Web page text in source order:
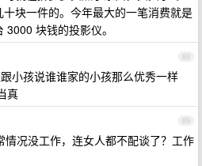
块一件的。今年最大的一笔消费就是
块钱的投影仪。
88
小孩说谁谁家的小孩那么优秀一样
真
89
情况没工作，连女人都不配谈了？工作